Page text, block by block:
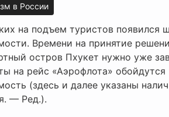
в России
на подъем туристов появился
Времени на принятие
остров Пхукет нужно уже
на рейс «Аэрофлота»
(здесь и далее указаны
— Ред.).